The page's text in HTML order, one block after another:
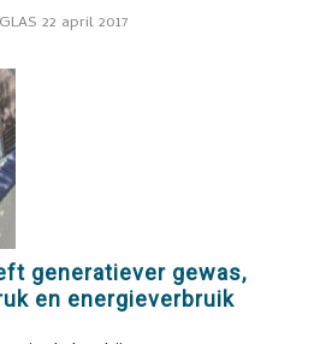
22 april 2017
generatiever gewas,
en energieverbruik